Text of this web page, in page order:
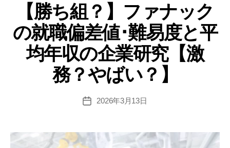
の
就
職
偏
差
難
と
ー
【勝ち組？】ファナック
の就職偏差値･難易度と平
均年収の企業研究【激
務？やばい？】
投
2026年3月13日